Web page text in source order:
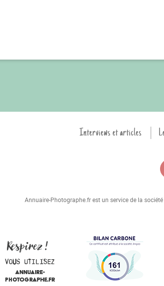
Interviews et articles
Annuaire-Photographe.fr est un service de la